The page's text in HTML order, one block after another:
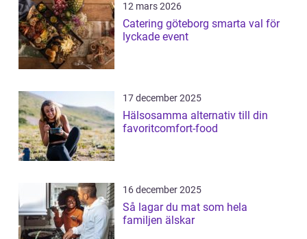
12 mars 2026
Catering göteborg smarta val för
lyckade event
17 december 2025
Hälsosamma alternativ till din
favoritcomfort-food
16 december 2025
Så lagar du mat som hela
familjen älskar